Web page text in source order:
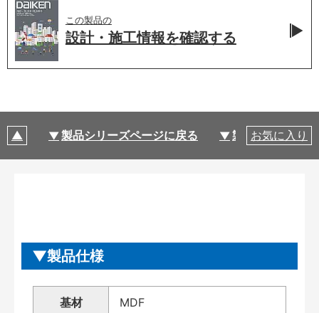
この製品の
設計・施工情報を確認する
製品シリーズページに戻る 製品仕様
お気に入り
製品仕様
基材 MDF